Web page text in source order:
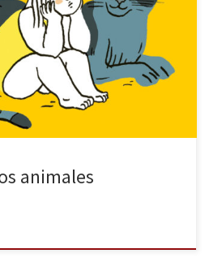
los hay más sociables, los hay
pero es indudable que el cariño que
las posibles molestias o tareas
del amor […]
animales